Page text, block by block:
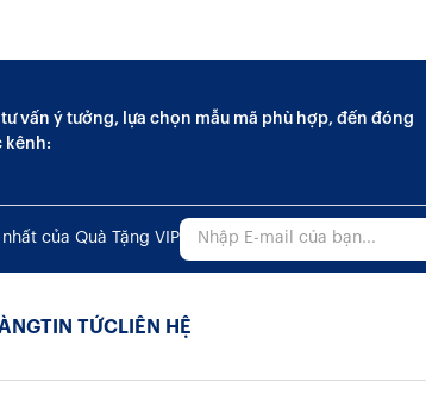
vấn ý tưởng, lựa chọn mẫu mã phù hợp, đến đóng
kênh:
của Quà Tặng VIP
TIN TỨCLIÊN HỆ